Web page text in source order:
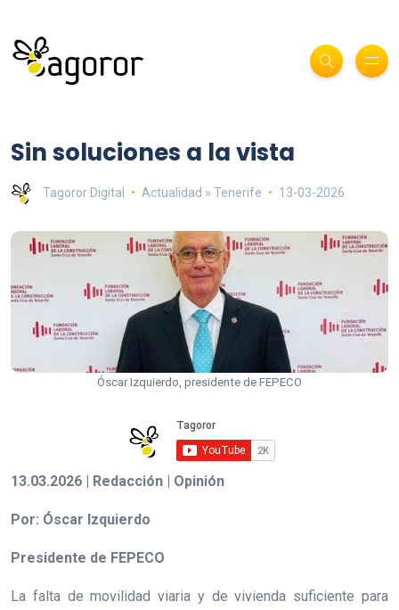
Sin soluciones a la vista
Tagoror Digital Actualidad » Tenerife 13-03-2026
Óscar Izquierdo, presidente de FEPECO
13.03.2026 | Redacción | Opinión
Por: Óscar Izquierdo
Presidente de FEPECO
La falta de movilidad viaria y de vivienda suficiente para